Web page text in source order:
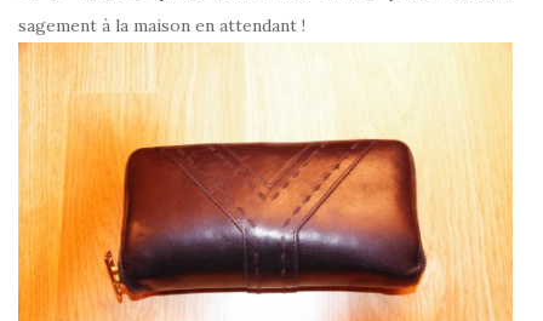
sagement à la maison en attendant !